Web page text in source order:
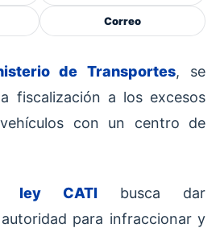
Correo
de Transportes, se
fiscalización a los excesos
con un centro de
ley CATI busca dar
para infraccionar y